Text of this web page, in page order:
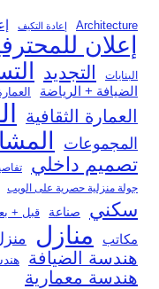
Architecture إعادة التكيف
إعلان
البنايات التجديد
الضيافة + الرياضة
العمارة الثقافية
المجموعات
تصميم داخلي
جولة منزلية حصرية على الويب
سكني صناعة قبل +
مكاتب منازل
هندسة الضيافة
هندسة معمارية